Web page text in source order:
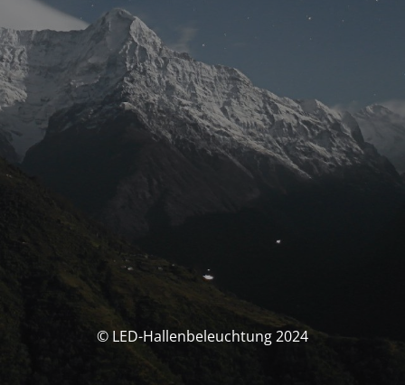
© LED-Hallenbeleuchtung 2024